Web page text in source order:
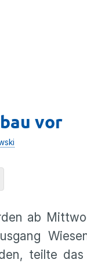
vor
ab
teilte